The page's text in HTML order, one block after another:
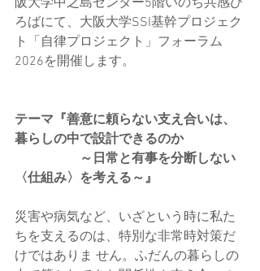
ろばにて、大阪大学SSI基幹プロジェク
ト「自律プロジェクト」フォーラム
2026を開催します。
テーマ『善意に頼らない支え合いは、
暮らしの中で設計できるのか
〈仕組み〉を考える～』
災害や病気など、いざという時に私た
ちを支えるのは、特別な非常時対策だ
けではありま せん。ふだんの暮らしの